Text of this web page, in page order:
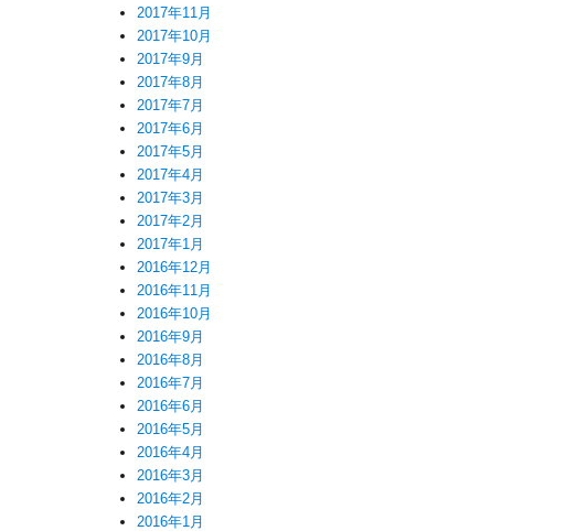
2017年11月
2017年10月
2017年9月
2017年8月
2017年7月
2017年6月
2017年5月
2017年4月
2017年3月
2017年2月
2017年1月
2016年12月
2016年11月
2016年10月
2016年9月
2016年8月
2016年7月
2016年6月
2016年5月
2016年4月
2016年3月
2016年2月
2016年1月